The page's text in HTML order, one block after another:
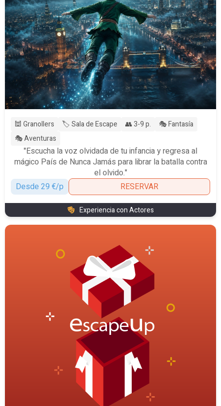
🕍 Granollers 🏷️ Sala de Escape 👥 3-9 p.
🎭 Fantasía
🎭 Aventuras
"Escucha la voz olvidada de tu infancia y regresa al
mágico País de Nunca Jamás para librar la batalla contra
el olvido."
Desde 29 €/p
RESERVAR
Experiencia con Actores